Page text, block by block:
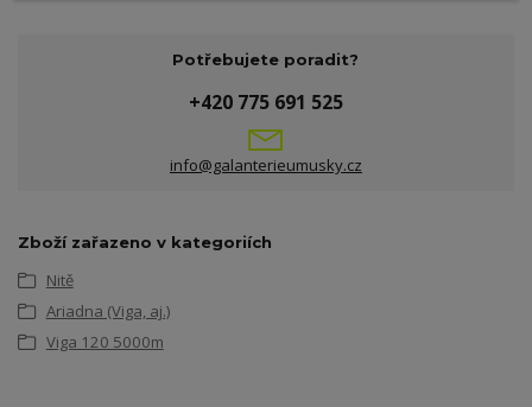
Potřebujete poradit?
+420 775 691 525
info@galanterieumusky.cz
Zboží zařazeno v kategoriích
Nitě
Ariadna (Viga, aj.)
Viga 120 5000m